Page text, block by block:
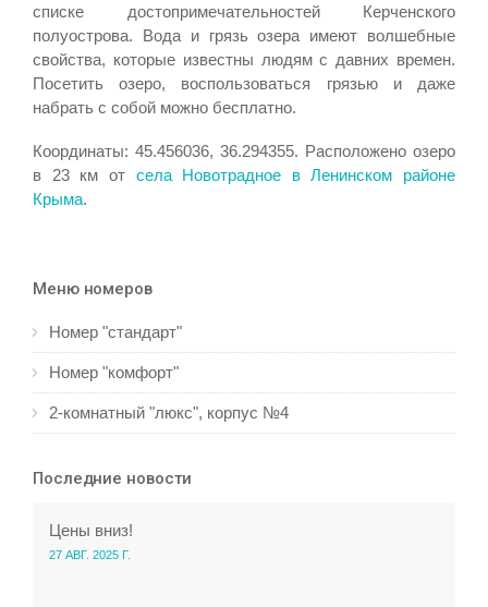
списке достопримечательностей Керченского
полуострова. Вода и грязь озера имеют волшебные
свойства, которые известны людям с давних времен.
Посетить озеро, воспользоваться грязью и даже
набрать с собой можно бесплатно.
Координаты: 45.456036, 36.294355. Расположено озеро
в 23 км от села Новотрадное в Ленинском районе
Крыма.
Меню номеров
Номер "стандарт"
Номер "комфорт"
2-комнатный "люкс", корпус №4
Последние новости
Цены вниз!
27 АВГ. 2025 Г.